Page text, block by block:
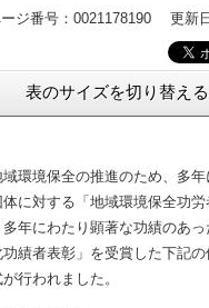
ジ番号：0021178190 更新
表のサイズを切り替える
環境保全の推進のため、多年
に対する「地域環境保全功
年にわたり顕著な功績のあ
績者表彰」を受賞した下記
行われました。